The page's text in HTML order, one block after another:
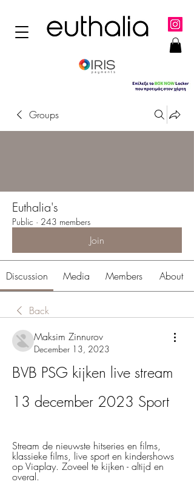
Groups
Euthalia's
Public · 243 members
Join
Discussion Media Members About
Back
Maksim Zinnurov
December 13, 2023
BVB PSG kijken live stream
13 december 2023 Sport
Stream de nieuwste hitseries en films,
klassieke films, live sport en kindershows
op Viaplay. Zoveel te kijken - altijd en
overal.